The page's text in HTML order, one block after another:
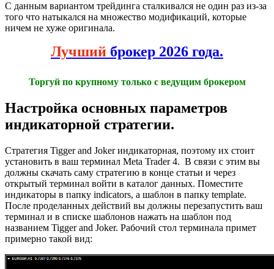
С данным вариантом трейдинга сталкивался не один раз из-за
того что натыкался на множество модификаций, которые
ничем не хуже оригинала.
Лучший брокер 2026 года.
Торгуй по крупному только с ведущим брокером
Настройка основных параметров
индикаторной стратегии.
Стратегия Tigger and Joker индикаторная, поэтому их стоит
установить в ваш терминал Meta Trader 4. В связи с этим вы
должны скачать саму стратегию в конце статьи и через
открытый терминал войти в каталог данных. Поместите
индикаторы в папку indicators, а шаблон в папку template.
После проделанных действий вы должны перезапустить ваш
терминал и в списке шаблонов нажать на шаблон под
названием Tigger and Joker. Рабочий стол терминала примет
примерно такой вид: